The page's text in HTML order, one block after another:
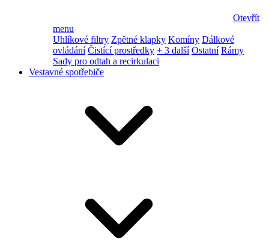
Otevřít
menu
Uhlíkové filtry Zpětné klapky Komíny Dálkové
ovládání Čistící prostředky + 3 další Ostatní Rámy
Sady pro odtah a recirkulaci
Vestavné spotřebiče